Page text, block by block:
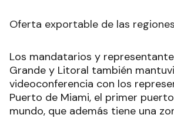
Oferta exportable de las regiones
Los mandatarios y
Grande y Litoral también
videoconferencia con los
Puerto de Miami, el primer
mundo, que además tiene una